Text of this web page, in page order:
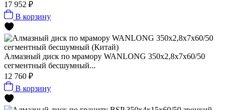
17 952 ₽
В корзину
Алмазный диск по мрамору WANLONG 350х2,8х7х60/50
сегментный бесшумный...
12 760 ₽
В корзину